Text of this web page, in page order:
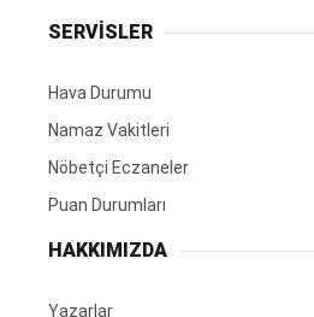
SERVİSLER
Hava Durumu
Namaz Vakitleri
Nöbetçi Eczaneler
Puan Durumları
HAKKIMIZDA
Yazarlar